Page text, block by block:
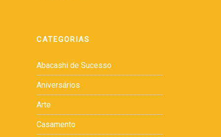
CATEGORIAS
Abacashi de Sucesso
Aniversários
Arte
Casamento